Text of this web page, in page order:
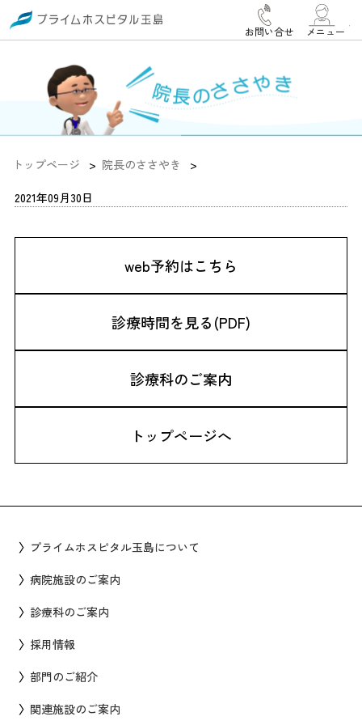
メニュー
お問い合せ
トップページ 院長のささやき
2021年09月30日
web予約はこちら
診療時間を見る(PDF)
診療科のご案内
トップページへ
プライムホスピタル玉島について
病院施設のご案内
診療科のご案内
採用情報
部門のご紹介
関連施設のご案内